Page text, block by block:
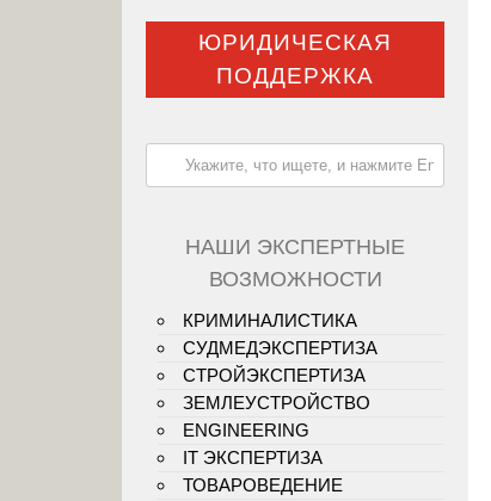
ЮРИДИЧЕСКАЯ
ПОДДЕРЖКА
НАШИ ЭКСПЕРТНЫЕ
ВОЗМОЖНОСТИ
КРИМИНАЛИСТИКА
СУДМЕДЭКСПЕРТИЗА
СТРОЙЭКСПЕРТИЗА
ЗЕМЛЕУСТРОЙСТВО
ENGINEERING
IT ЭКСПЕРТИЗА
ТОВАРОВЕДЕНИЕ